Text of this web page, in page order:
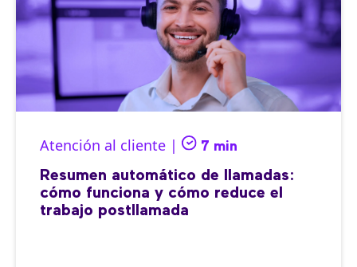
Atención al cliente | 7 min
Resumen automático de llamadas:
cómo funciona y cómo reduce el
trabajo postllamada